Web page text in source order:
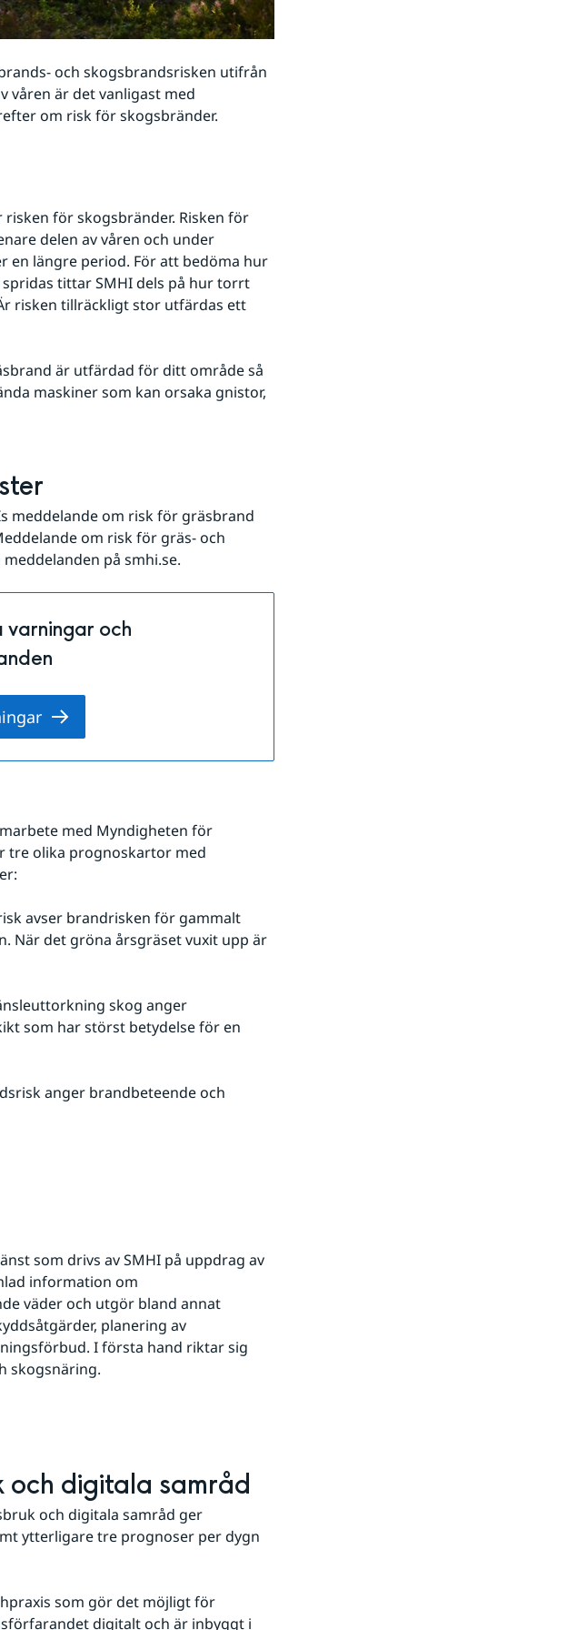
och skogsbrandsrisken utifrån
våren är det vanligast med
om risk för skogsbränder.
för skogsbränder. Risken för
delen av våren och under
längre period. För att bedöma hur
tittar SMHI dels på hur torrt
risken tillräckligt stor utfärdas ett
är utfärdad för ditt område så
maskiner som kan orsaka gnistor,
meddelande om risk för gräsbrand
om risk för gräs- och
på smhi.se.
och
med Myndigheten för
tre olika prognoskartor med
avser brandrisken för gammalt
När det gröna årsgräset vuxit upp är
skog anger
som har störst betydelse för en
anger brandbeteende och
som drivs av SMHI på uppdrag av
information om
väder och utgör bland annat
planering av
I första hand riktar sig
skogsnäring.
och digitala samråd
och digitala samråd ger
ytterligare tre prognoser per dygn
som gör det möjligt för
digitalt och är inbyggt i